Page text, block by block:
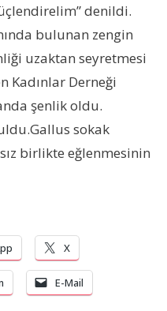
denildi.
bulunan zengin
uzaktan seyretmesi
Kadınlar Derneği
şenlik oldu.
sokak
birlikte eğlenmesinin
X
E-Mail